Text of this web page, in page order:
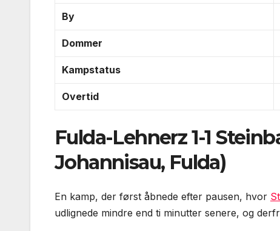
By
Dommer
Kampstatus
Overtid
Fulda-Lehnerz 1-1
Johannisau, Fulda)
En kamp, der først åbnede efter pausen, hvor
udlignede mindre end ti minutter senere, og